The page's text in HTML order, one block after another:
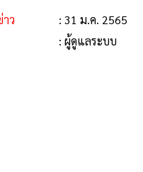
ว
: 31 ม.ค. 2565
: ผู้ดูแลระบบ